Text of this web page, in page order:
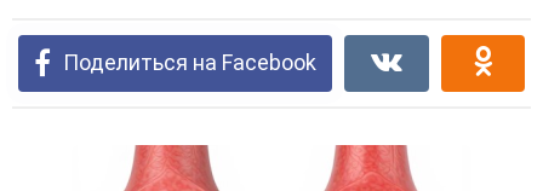
Поделиться на Facebook